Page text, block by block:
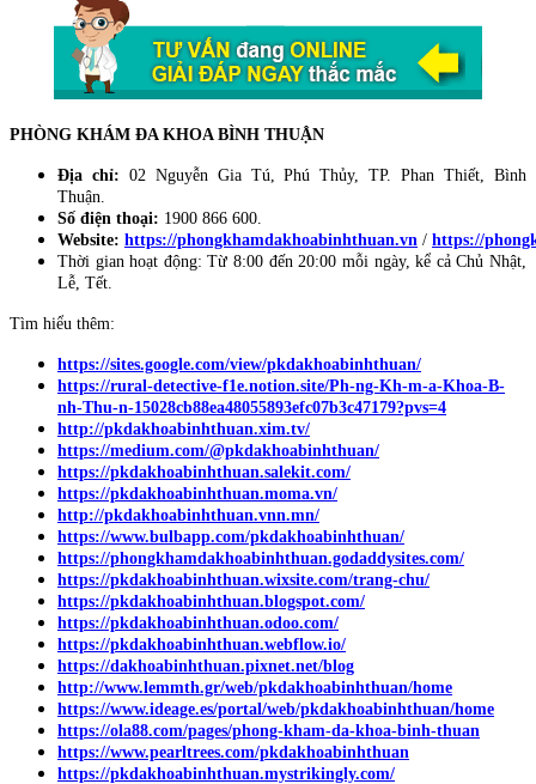
PHÒNG KHÁM ĐA KHOA BÌNH THUẬN
Địa chỉ: 02 Nguyễn Gia Tú, Phú Thủy, TP. Phan Thiết, Bình
Thuận.
Số điện thoại: 1900 866 600.
Website: https://phongkhamdakhoabinhthuan.vn / https://
Thời gian hoạt động: Từ 8:00 đến 20:00 mỗi ngày, kể cả Chủ Nhật,
Lễ, Tết.
Tìm hiểu thêm:
https://sites.google.com/view/pkdakhoabinhthuan/
https://rural-detective-f1e.notion.site/Ph-ng-Kh-m-a-Khoa-B-
nh-Thu-n-15028cb88ea48055893efc07b3c47179?pvs=4
http://pkdakhoabinhthuan.xim.tv/
https://medium.com/@pkdakhoabinhthuan/
https://pkdakhoabinhthuan.salekit.com/
https://pkdakhoabinhthuan.moma.vn/
http://pkdakhoabinhthuan.vnn.mn/
https://www.bulbapp.com/pkdakhoabinhthuan/
https://phongkhamdakhoabinhthuan.godaddysites.com/
https://pkdakhoabinhthuan.wixsite.com/trang-chu/
https://pkdakhoabinhthuan.blogspot.com/
https://pkdakhoabinhthuan.odoo.com/
https://pkdakhoabinhthuan.webflow.io/
https://dakhoabinhthuan.pixnet.net/blog
http://www.lemmth.gr/web/pkdakhoabinhthuan/home
https://www.ideage.es/portal/web/pkdakhoabinhthuan/home
https://ola88.com/pages/phong-kham-da-khoa-binh-thuan
https://www.pearltrees.com/pkdakhoabinhthuan
https://pkdakhoabinhthuan.mystrikingly.com/